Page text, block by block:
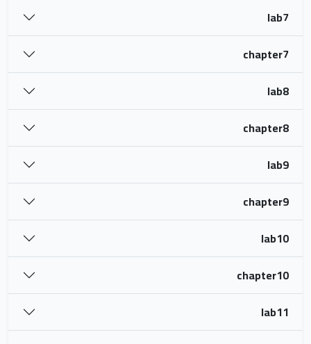
lab7
chapter7
lab8
chapter8
lab9
chapter9
lab10
chapter10
lab11